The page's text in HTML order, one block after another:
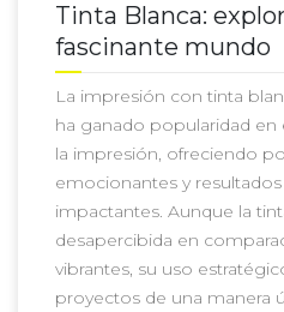
Tinta Blanca:
fascinante mundo
La impresión con tinta
ha ganado popularidad
la impresión, ofreciendo
emocionantes y
impactantes. Aunque la
desapercibida en
vibrantes, su uso
proyectos de una manera